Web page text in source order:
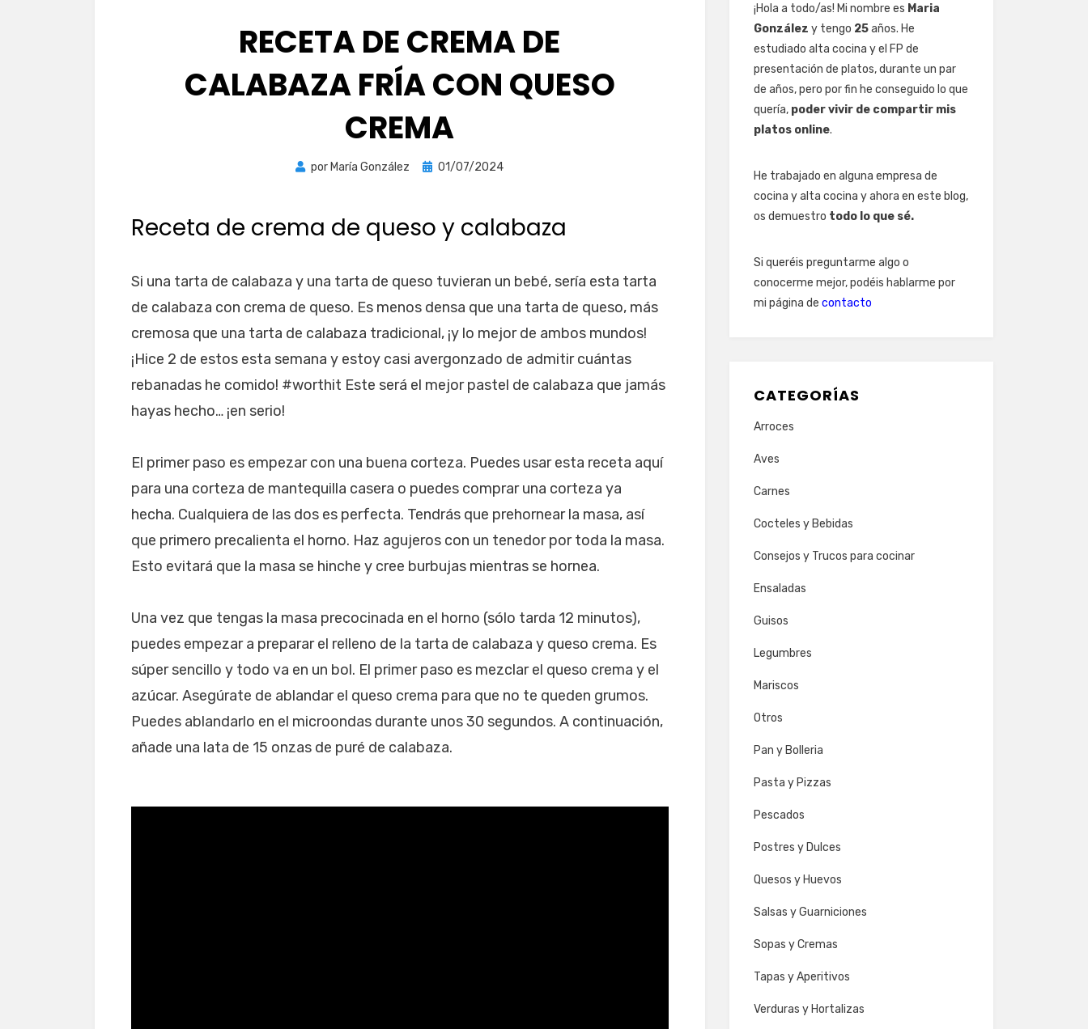
RECETA DE CREMA DE
CALABAZA FRÍA CON QUESO
CREMA
por María González
Publicada
01/07/2024
Receta de crema de queso y calabaza
Si una tarta de calabaza y una tarta de queso tuvieran un bebé, sería esta tarta
de calabaza con crema de queso. Es menos densa que una tarta de queso, más
cremosa que una tarta de calabaza tradicional, ¡y lo mejor de ambos mundos!
¡Hice 2 de estos esta semana y estoy casi avergonzado de admitir cuántas
rebanadas he comido! #worthit Este será el mejor pastel de calabaza que jamás
hayas hecho… ¡en serio!
El primer paso es empezar con una buena corteza. Puedes usar esta receta aquí
para una corteza de mantequilla casera o puedes comprar una corteza ya
hecha. Cualquiera de las dos es perfecta. Tendrás que prehornear la masa, así
que primero precalienta el horno. Haz agujeros con un tenedor por toda la masa.
Esto evitará que la masa se hinche y cree burbujas mientras se hornea.
Una vez que tengas la masa precocinada en el horno (sólo tarda 12 minutos),
puedes empezar a preparar el relleno de la tarta de calabaza y queso crema. Es
súper sencillo y todo va en un bol. El primer paso es mezclar el queso crema y el
azúcar. Asegúrate de ablandar el queso crema para que no te queden grumos.
Puedes ablandarlo en el microondas durante unos 30 segundos. A continuación,
añade una lata de 15 onzas de puré de calabaza.
¡Hola a todo/as! Mi nombre es Maria
González y tengo 25años. He
estudiado alta cocina y el FP de
presentación de platos, durante un par
de años, pero por fin he conseguido lo que
quería, poder vivir de compartir mis
platos online.
He trabajado en alguna empresa de
cocina y alta cocina y ahora en este blog,
os demuestro todo lo que sé.
Si queréis preguntarme algo o
conocerme mejor, podéis hablarme por
mi página de contacto
CATEGORÍAS
Arroces
Aves
Carnes
Cocteles y Bebidas
Consejos y Trucos para cocinar
Ensaladas
Guisos
Legumbres
Mariscos
Otros
Pan y Bolleria
Pasta y Pizzas
Pescados
Postres y Dulces
Quesos y Huevos
Salsas y Guarniciones
Sopas y Cremas
Tapas y Aperitivos
Verduras y Hortalizas